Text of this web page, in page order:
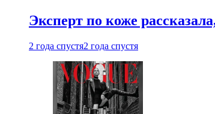
Эксперт по коже
2 года спустя2 года спустя